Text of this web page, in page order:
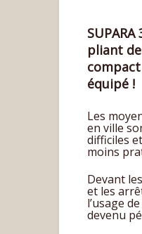
pliant
équipé !
Les
en ville
difficiles
moins
Devant
et les
l’usage
devenu